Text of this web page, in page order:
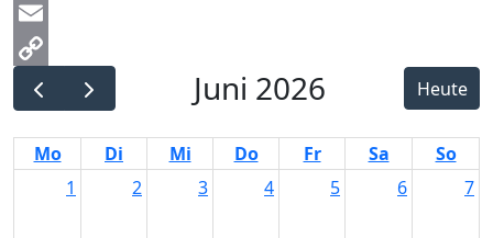
Messenger
Email
Copy
Link
Juni 2026 Heute
Mo Di Mi Do Fr Sa
So
1
2 3 4 5 6 7